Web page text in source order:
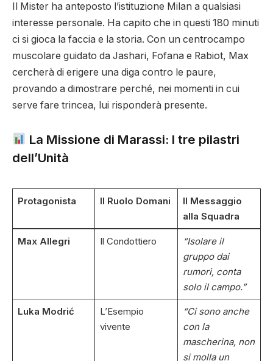
Il Mister ha anteposto l’istituzione Milan a qualsiasi
interesse personale. Ha capito che in questi 180 minuti
ci si gioca la faccia e la storia. Con un centrocampo
muscolare guidato da Jashari, Fofana e Rabiot, Max
cercherà di erigere una diga contro le paure,
provando a dimostrare perché, nei momenti in cui
serve fare trincea, lui risponderà presente.
La Missione di Marassi: I tre pilastri
dell’Unità
Protagonista Il Ruolo Domani
Il Messaggio
alla Squadra
Max Allegri Il Condottiero
“Isolare il
gruppo dai
rumori, conta
solo il campo.”
Luka Modrić
L’Esempio
vivente
“Ci sono anche
con la
mascherina, non
si molla un